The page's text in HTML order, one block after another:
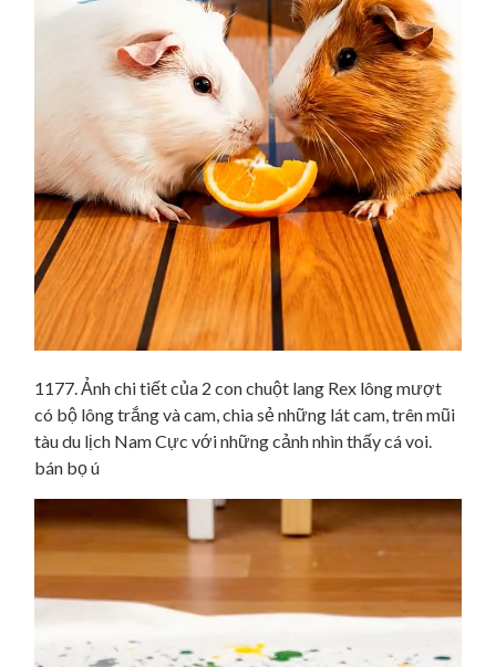
1177. Ảnh chi tiết của 2 con chuột lang Rex lông mượt
có bộ lông trắng và cam, chia sẻ những lát cam, trên mũi
tàu du lịch Nam Cực với những cảnh nhìn thấy cá voi.
bán bọ ú